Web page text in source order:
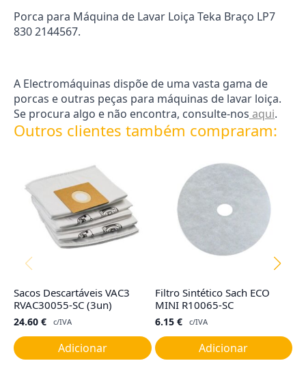
Porca para Máquina de Lavar Loiça Teka Braço LP7
830 2144567.
A Electromáquinas dispõe de uma vasta gama de
porcas e outras peças para máquinas de lavar loiça.
Se procura algo e não encontra, consulte-nos aqui.
Outros clientes também compraram:
Sacos Descartáveis VAC3
RVAC30055-SC (3un)
24.60 € c/IVA
Adicionar
Filtro Sintético Sach ECO
MINI R10065-SC
6.15 € c/IVA
Adicionar